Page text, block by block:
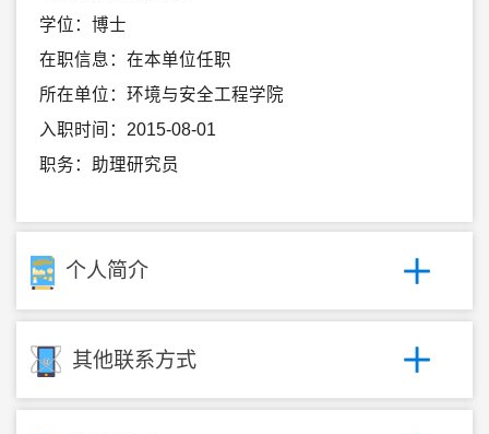
学位：博士
在职信息：在本单位任职
所在单位：环境与安全工程学院
入职时间：2015-08-01
职务：助理研究员
个人简介
其他联系方式